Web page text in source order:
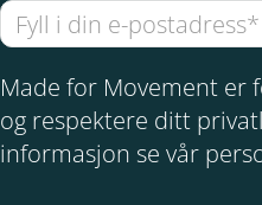
Made for Movement er
og respektere ditt
informasjon se vår